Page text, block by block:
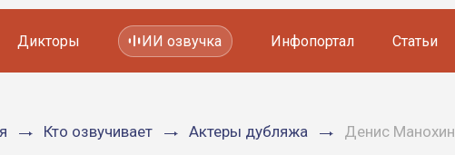
Мультфильмов
Дикторы ИИ озвучка Инфопортал Статьи
Кто озвучивает Актеры дубляжа Денис Манохин